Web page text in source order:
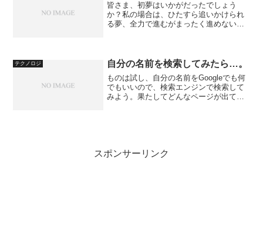
皆さま、初夢はいかがだったでしょう
か？私の場合は、ひたすら追いかけられ
る夢、全力で進むがまったく進めない
年ともなれば、今年の抱負を語る...
テクノロジ 自分の名前を検索してみたら…。
ものは試し、自分の名前をGoogleでも何
でもいいので、検索エンジンで検索して
みよう。果たしてどんなページが出てく
スポンサーリンク